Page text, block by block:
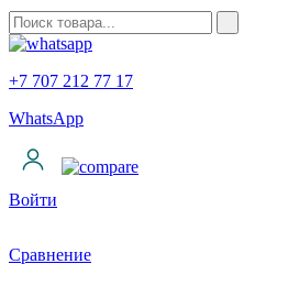
+7 707 212 77 17
WhatsApp
Войти
Сравнение